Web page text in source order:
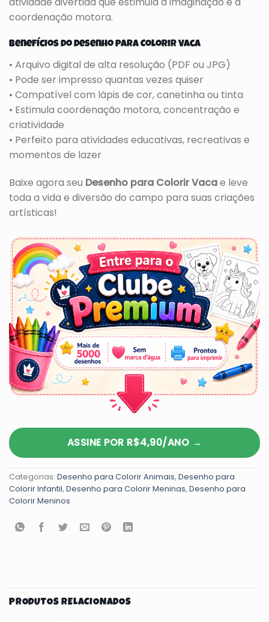
coordenação motora.
Benefícios do Desenho para Colorir Vaca
• Arquivo digital de alta resolução (PDF ou JPG)
• Pode ser impresso quantas vezes quiser
• Compatível com lápis de cor, canetinha ou tinta
• Estimula coordenação motora, concentração e
criatividade
• Perfeito para atividades educativas, recreativas e
momentos de lazer
Baixe agora seu Desenho para Colorir Vacae leve
toda a vida e diversão do campo para suas criações
artísticas!
ASSINE POR R$4,90/ANO →
Categorias: Desenho para Colorir Animais, Desenho para
Colorir Infantil, Desenho para Colorir Meninas, Desenho para
Colorir Meninos
PRODUTOS RELACIONADOS